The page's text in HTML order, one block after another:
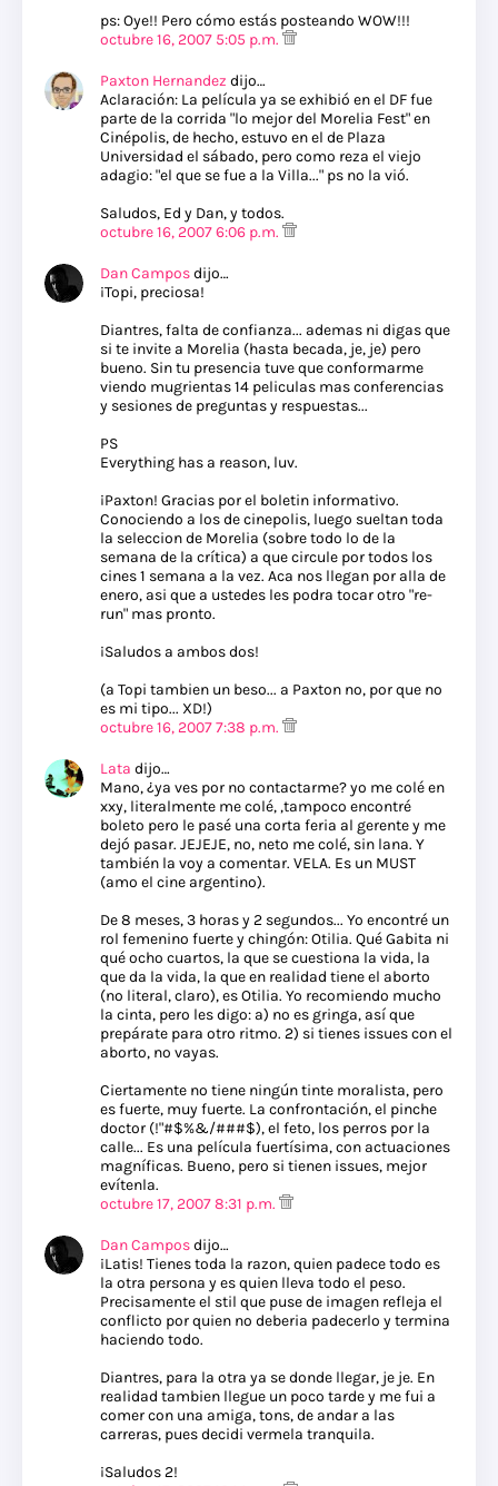
ps: Oye!! Pero cómo estás posteando WOW!!!
octubre 16, 2007 5:05 p.m.
Paxton Hernandez dijo…
Aclaración: La película ya se exhibió en el DF fue
parte de la corrida "lo mejor del Morelia Fest" en
Cinépolis, de hecho, estuvo en el de Plaza
Universidad el sábado, pero como reza el viejo
adagio: "el que se fue a la Villa..." ps no la vió.
Saludos, Ed y Dan, y todos.
octubre 16, 2007 6:06 p.m.
Dan Camposdijo…
¡Topi, preciosa!
Diantres, falta de confianza... ademas ni digas que
si te invite a Morelia (hasta becada, je, je) pero
bueno. Sin tu presencia tuve que conformarme
viendo mugrientas 14 peliculas mas conferencias
y sesiones de preguntas y respuestas...
PS
Everything has a reason, luv.
¡Paxton! Gracias por el boletin informativo.
Conociendo a los de cinepolis, luego sueltan toda
la seleccion de Morelia (sobre todo lo de la
semana de la crítica) a que circule por todos los
cines 1 semana a la vez. Aca nos llegan por alla de
enero, asi que a ustedes les podra tocar otro "re-
run" mas pronto.
¡Saludos a ambos dos!
(a Topi tambien un beso... a Paxton no, por que no
es mi tipo... XD!)
octubre 16, 2007 7:38 p.m.
Lata dijo…
Mano, ¿ya ves por no contactarme? yo me colé en
xxy, literalmente me colé, ,tampoco encontré
boleto pero le pasé una corta feria al gerente y me
dejó pasar. JEJEJE, no, neto me colé, sin lana. Y
también la voy a comentar. VELA. Es un MUST
(amo el cine argentino).
De 8 meses, 3 horas y 2 segundos... Yo encontré un
rol femenino fuerte y chingón: Otilia. Qué Gabita ni
qué ocho cuartos, la que se cuestiona la vida, la
que da la vida, la que en realidad tiene el aborto
(no literal, claro), es Otilia. Yo recomiendo mucho
la cinta, pero les digo: a) no es gringa, así que
prepárate para otro ritmo. 2) si tienes issues con el
aborto, no vayas.
Ciertamente no tiene ningún tinte moralista, pero
es fuerte, muy fuerte. La confrontación, el pinche
doctor (!"#$%&/###$), el feto, los perros por la
calle... Es una película fuertísima, con actuaciones
magníficas. Bueno, pero si tienen issues, mejor
evítenla.
octubre 17, 2007 8:31 p.m.
Dan Camposdijo…
¡Latis! Tienes toda la razon, quien padece todo es
la otra persona y es quien lleva todo el peso.
Precisamente el stil que puse de imagen refleja el
conflicto por quien no deberia padecerlo y termina
haciendo todo.
Diantres, para la otra ya se donde llegar, je je. En
realidad tambien llegue un poco tarde y me fui a
comer con una amiga, tons, de andar a las
carreras, pues decidi vermela tranquila.
¡Saludos 2!